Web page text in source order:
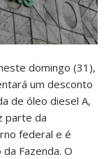
domingo (31),
um desconto
de óleo diesel A,
parte da
federal e é
Fazenda. O